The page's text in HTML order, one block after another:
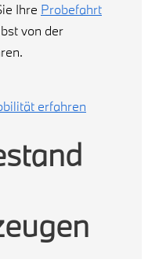
Ihre Probefahrt
von der
erfahren